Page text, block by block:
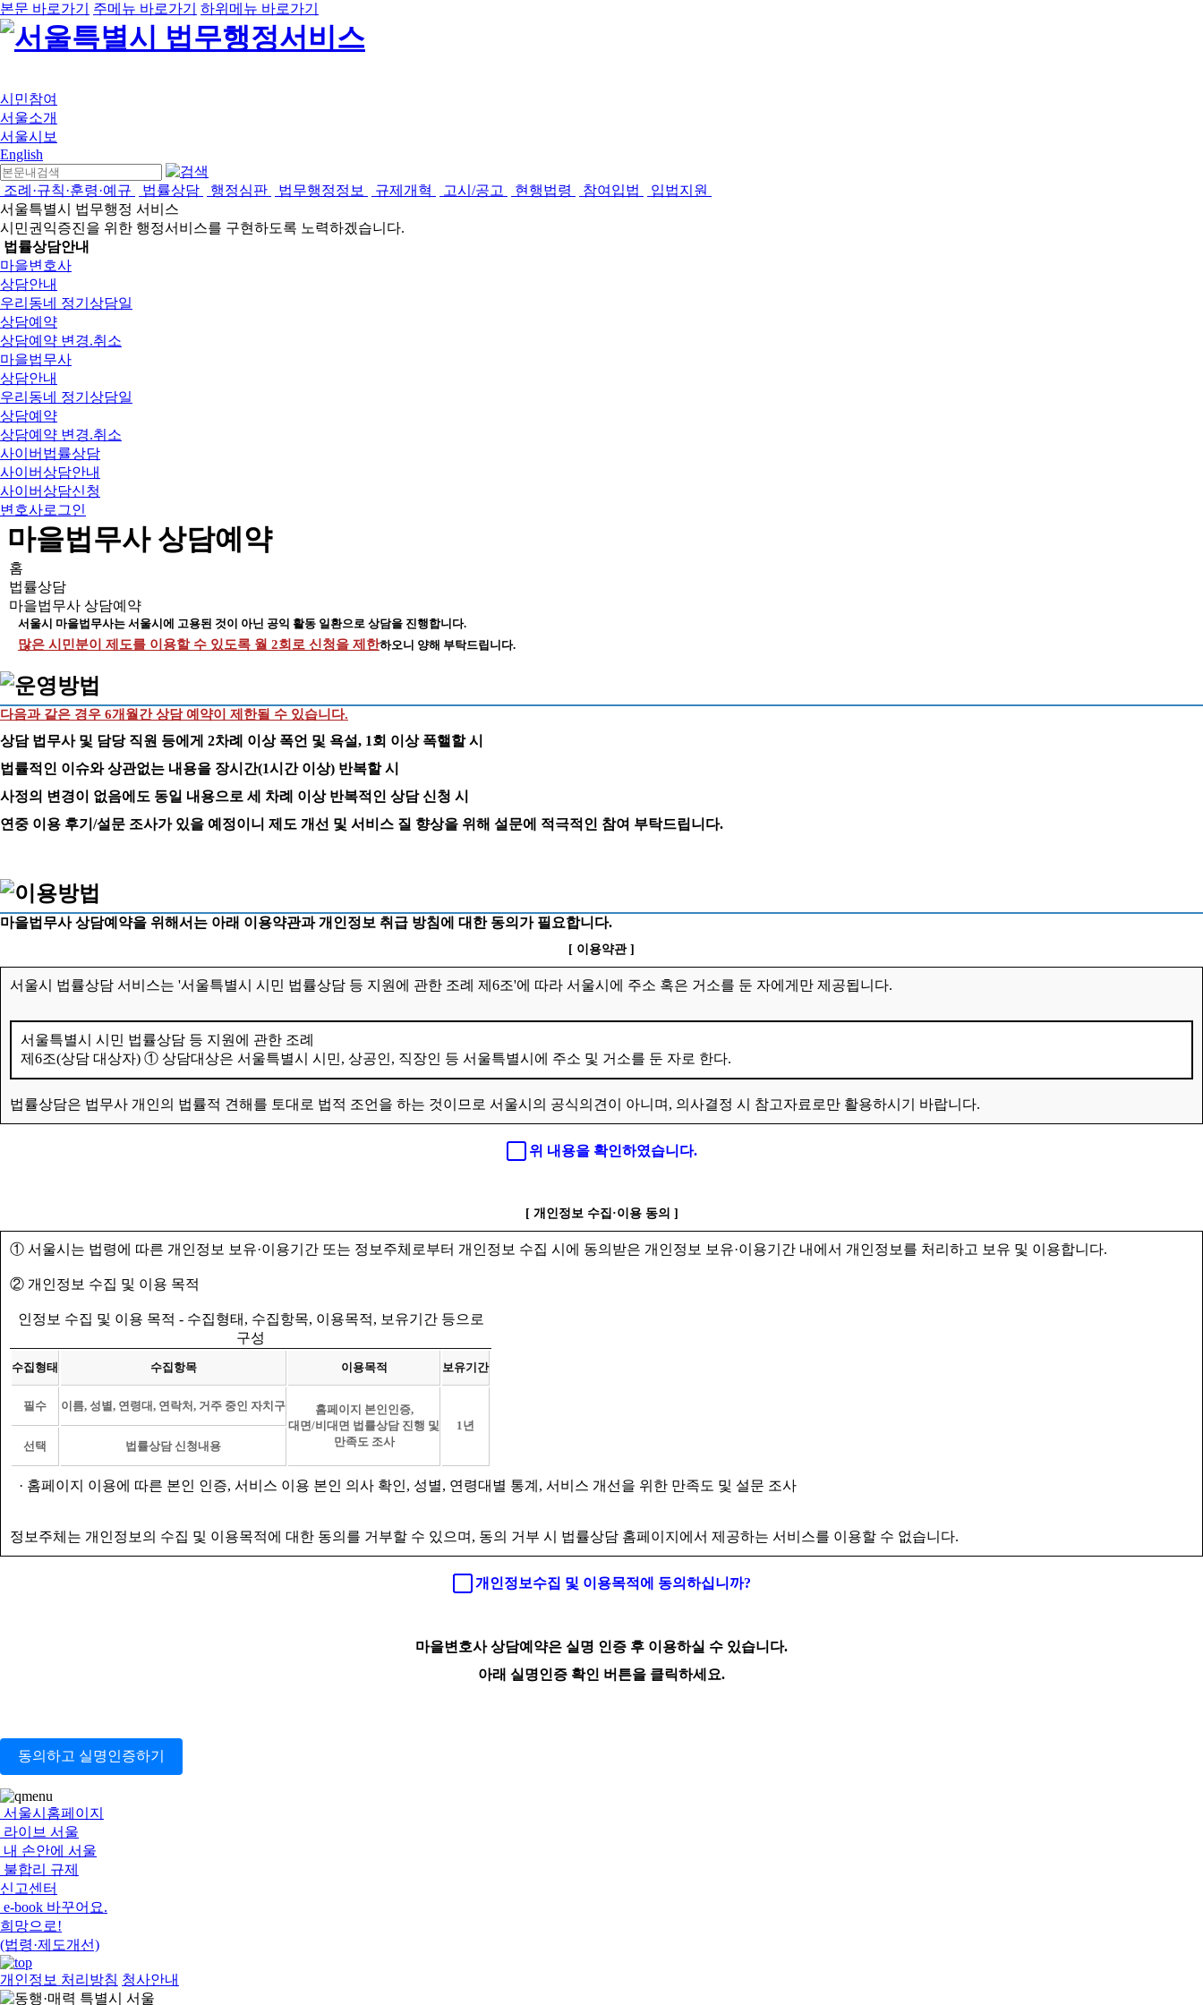
본문 바로가기 주메뉴 바로가기 하위메뉴 바로가기
시민참여
서울소개
서울시보
English
조례·규칙·훈령·예규 법률상담 행정심판 법무행정정보 규제개혁 고시/공고 현행법령 참여입법
입법지원
서울특별시 법무행정 서비스
시민권익증진을 위한 행정서비스를 구현하도록 노력하겠습니다.
법률상담안내
마을변호사
상담안내
우리동네 정기상담일
상담예약
상담예약 변경.취소
마을법무사
상담안내
우리동네 정기상담일
상담예약
상담예약 변경.취소
사이버법률상담
사이버상담안내
사이버상담신청
변호사로그인
마을법무사 상담예약
홈
법률상담
마을법무사 상담예약
서울시 마을법무사는 서울시에 고용된 것이 아닌 공익 활동 일환으로 상담을 진행합니다.
많은 시민분이 제도를 이용할 수 있도록 월 2회로 신청을 제한하오니 양해 부탁드립니다.
다음과 같은 경우 6개월간 상담 예약이 제한될 수 있습니다.
상담 법무사 및 담당 직원 등에게 2차례 이상 폭언 및 욕설, 1회 이상 폭핼할 시
법률적인 이슈와 상관없는 내용을 장시간(1시간 이상) 반복할 시
사정의 변경이 없음에도 동일 내용으로 세 차례 이상 반복적인 상담 신청 시
연중 이용 후기/설문 조사가 있을 예정이니 제도 개선 및 서비스 질 향상을 위해 설문에 적극적인 참여 부탁드립니다.
마을법무사 상담예약을 위해서는 아래 이용약관과 개인정보 취급 방침에 대한 동의가 필요합니다.
[ 이용약관 ]
서울시 법률상담 서비스는 '서울특별시 시민 법률상담 등 지원에 관한 조례 제6조'에 따라 서울시에 주소 혹은 거소를 둔 자에게만 제공됩니다.
서울특별시 시민 법률상담 등 지원에 관한 조례
제6조(상담 대상자) ① 상담대상은 서울특별시 시민, 상공인, 직장인 등 서울특별시에 주소 및 거소를 둔 자로 한다.
법률상담은 법무사 개인의 법률적 견해를 토대로 법적 조언을 하는 것이므로 서울시의 공식의견이 아니며, 의사결정 시 참고자료로만 활용하시기 바랍니다.
위 내용을 확인하였습니다.
[ 개인정보 수집·이용 동의 ]
① 서울시는 법령에 따른 개인정보 보유·이용기간 또는 정보주체로부터 개인정보 수집 시에 동의받은 개인정보 보유·이용기간 내에서 개인정보를 처리하고 보유 및 이용합니다.
② 개인정보 수집 및 이용 목적
인정보 수집 및 이용 목적 - 수집형태, 수집항목, 이용목적, 보유기간 등으로
구성
수집형태 수집항목 이용목적 보유기간
필수 이름, 성별, 연령대, 연락처, 거주 중인 자치구
홈페이지 본인인증,
대면/비대면 법률상담 진행 및
만족도 조사
1년
선택
법률상담 신청내용
· 홈페이지 이용에 따른 본인 인증, 서비스 이용 본인 의사 확인, 성별, 연령대별 통계, 서비스 개선을 위한 만족도 및 설문 조사
정보주체는 개인정보의 수집 및 이용목적에 대한 동의를 거부할 수 있으며, 동의 거부 시 법률상담 홈페이지에서 제공하는 서비스를 이용할 수 없습니다.
개인정보수집 및 이용목적에 동의하십니까?
마을변호사 상담예약은 실명 인증 후 이용하실 수 있습니다.
아래 실명인증 확인 버튼을 클릭하세요.
동의하고 실명인증하기
서울시홈페이지
라이브 서울
내 손안에 서울
불합리 규제
신고센터
e-book 바꾸어요.
희망으로!
(법령·제도개선)
개인정보 처리방침 청사안내